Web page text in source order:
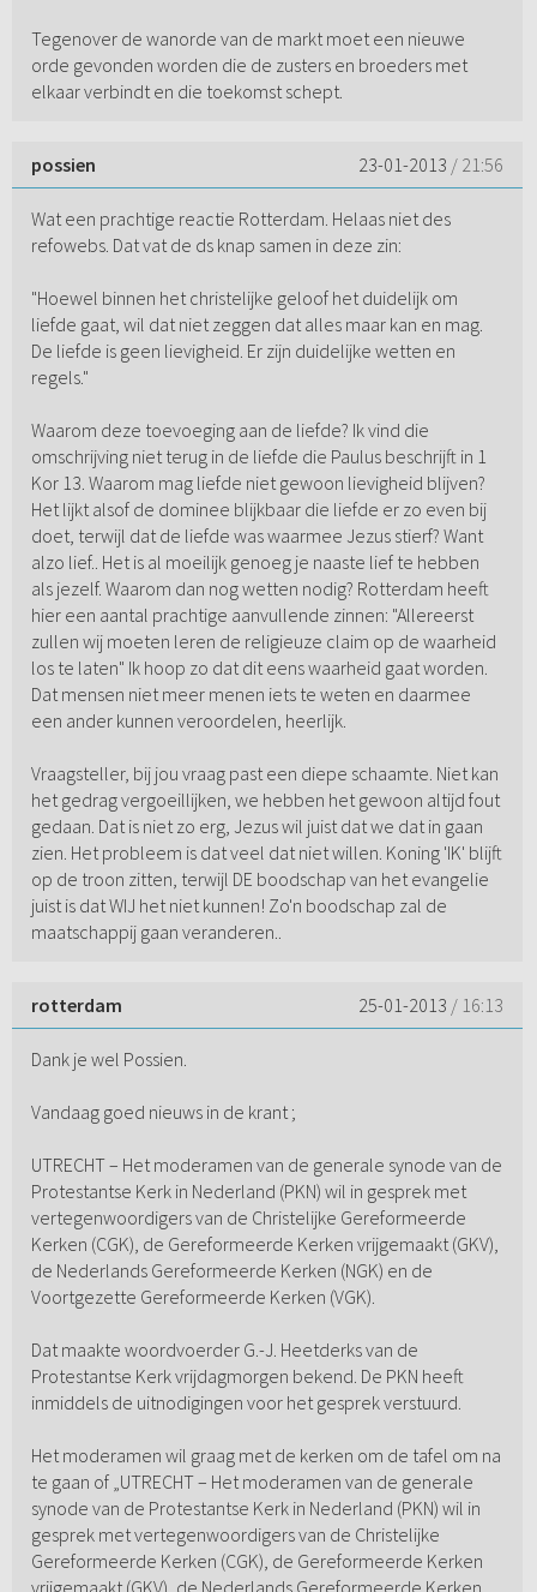
Tegenover de wanorde van de markt moet een nieuwe
orde gevonden worden die de zusters en broeders met
elkaar verbindt en die toekomst schept.
possien 23-01-2013 / 21:56
Wat een prachtige reactie Rotterdam. Helaas niet des
refowebs. Dat vat de ds knap samen in deze zin:
"Hoewel binnen het christelijke geloof het duidelijk om
liefde gaat, wil dat niet zeggen dat alles maar kan en mag.
De liefde is geen lievigheid. Er zijn duidelijke wetten en
regels."
Waarom deze toevoeging aan de liefde? Ik vind die
omschrijving niet terug in de liefde die Paulus beschrijft in 1
Kor 13. Waarom mag liefde niet gewoon lievigheid blijven?
Het lijkt alsof de dominee blijkbaar die liefde er zo even bij
doet, terwijl dat de liefde was waarmee Jezus stierf? Want
alzo lief.. Het is al moeilijk genoeg je naaste lief te hebben
als jezelf. Waarom dan nog wetten nodig? Rotterdam heeft
hier een aantal prachtige aanvullende zinnen: "Allereerst
zullen wij moeten leren de religieuze claim op de waarheid
los te laten" Ik hoop zo dat dit eens waarheid gaat worden.
Dat mensen niet meer menen iets te weten en daarmee
een ander kunnen veroordelen, heerlijk.
Vraagsteller, bij jou vraag past een diepe schaamte. Niet kan
het gedrag vergoeillijken, we hebben het gewoon altijd fout
gedaan. Dat is niet zo erg, Jezus wil juist dat we dat in gaan
zien. Het probleem is dat veel dat niet willen. Koning 'IK' blijft
op de troon zitten, terwijl DE boodschap van het evangelie
juist is dat WIJ het niet kunnen! Zo'n boodschap zal de
maatschappij gaan veranderen..
rotterdam 25-01-2013 / 16:13
Dank je wel Possien.
Vandaag goed nieuws in de krant ;
UTRECHT – Het moderamen van de generale synode van de
Protestantse Kerk in Nederland (PKN) wil in gesprek met
vertegenwoordigers van de Christelijke Gereformeerde
Kerken (CGK), de Gereformeerde Kerken vrijgemaakt (GKV),
de Nederlands Gereformeerde Kerken (NGK) en de
Voortgezette Gereformeerde Kerken (VGK).
Dat maakte woordvoerder G.-J. Heetderks van de
Protestantse Kerk vrijdagmorgen bekend. De PKN heeft
inmiddels de uitnodigingen voor het gesprek verstuurd.
Het moderamen wil graag met de kerken om de tafel om na
te gaan of „UTRECHT – Het moderamen van de generale
synode van de Protestantse Kerk in Nederland (PKN) wil in
gesprek met vertegenwoordigers van de Christelijke
Gereformeerde Kerken (CGK), de Gereformeerde Kerken